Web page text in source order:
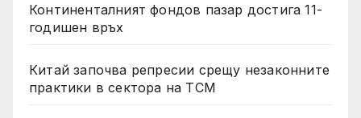
Континенталният фондов пазар достига 11-
годишен връх
Китай започва репресии срещу незаконните
практики в сектора на TCM